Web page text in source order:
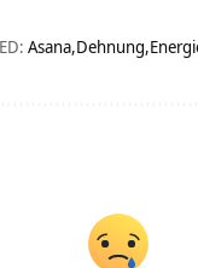
Asana Dehnung